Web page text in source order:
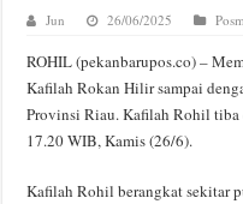
Jun 26/06/2025
ROHIL (pekanbarupos.co) –
Kafilah Rokan Hilir sampai
Provinsi Riau. Kafilah Rohil
17.20 WIB, Kamis (26/6).
Kafilah Rohil berangkat sekitar